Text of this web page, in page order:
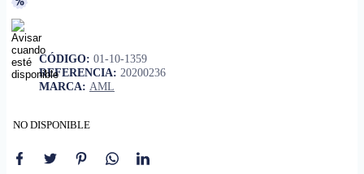
CÓDIGO: 01-10-1359
REFERENCIA: 20200236
MARCA: AML
NO DISPONIBLE